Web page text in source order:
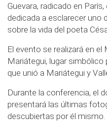
Guevara, radicado en
dedicada a esclarecer
sobre la vida del poeta
El evento se realizará en
Mariátegui, lugar
que unió a Mariátegui y
Durante la conferencia, el
presentará las últimas
descubiertas por él mismo.